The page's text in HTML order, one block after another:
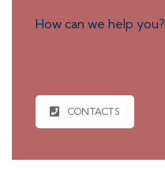
How can we help you?
CONTACTS